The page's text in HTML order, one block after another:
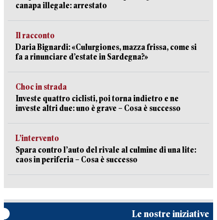
canapa illegale: arrestato
Il racconto
Daria Bignardi: «Culurgiones, mazza frissa, come si
fa a rinunciare d’estate in Sardegna?»
Choc in strada
Investe quattro ciclisti, poi torna indietro e ne
investe altri due: uno è grave – Cosa è successo
L’intervento
Spara contro l’auto del rivale al culmine di una lite:
caos in periferia – Cosa è successo
Le nostre iniziative